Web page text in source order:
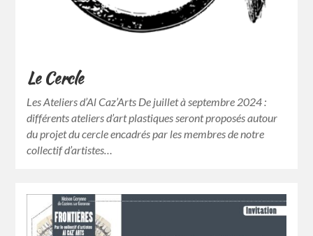
Le Cercle
Les Ateliers d’Al Caz’Arts De juillet à septembre 2024 :
différents ateliers d’art plastiques seront proposés autour
du projet du cercle encadrés par les membres de notre
collectif d’artistes…